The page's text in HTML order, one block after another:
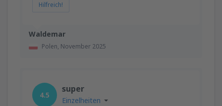
Waldemar
Polen, November 2025
Hilfreich!
4.5
super
Einzelheiten